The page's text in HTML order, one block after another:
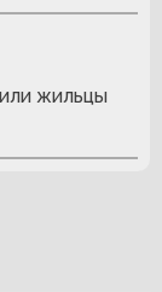
жильцы